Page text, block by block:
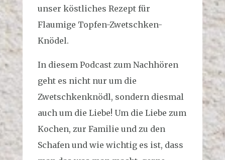
unser köstliches Rezept für
Flaumige Topfen-Zwetschken-
Knödel.
In diesem Podcast zum Nachhören
geht es nicht nur um die
Zwetschkenknödl, sondern diesmal
auch um die Liebe! Um die Liebe zum
Kochen, zur Familie und zu den
Schafen und wie wichtig es ist, dass